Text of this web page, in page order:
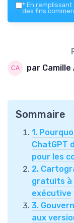
* En remplissant
des fins
par
Sommaire
1.
ChatGPT
pour les
2.
gratuits à
exécutive
3.
aux